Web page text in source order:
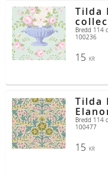
Tilda
Bredd 114
100236
15 KR
Tilda
Bredd 114
100477
15 KR